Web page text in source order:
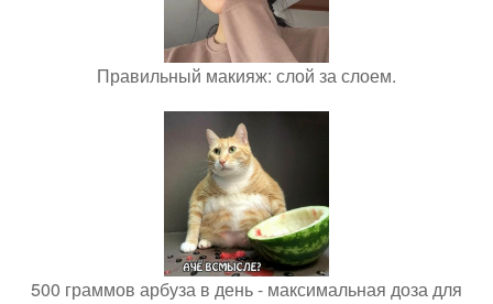
Правильный макияж: слой за слоем.
500 граммов арбуза в день - максимальная доза для